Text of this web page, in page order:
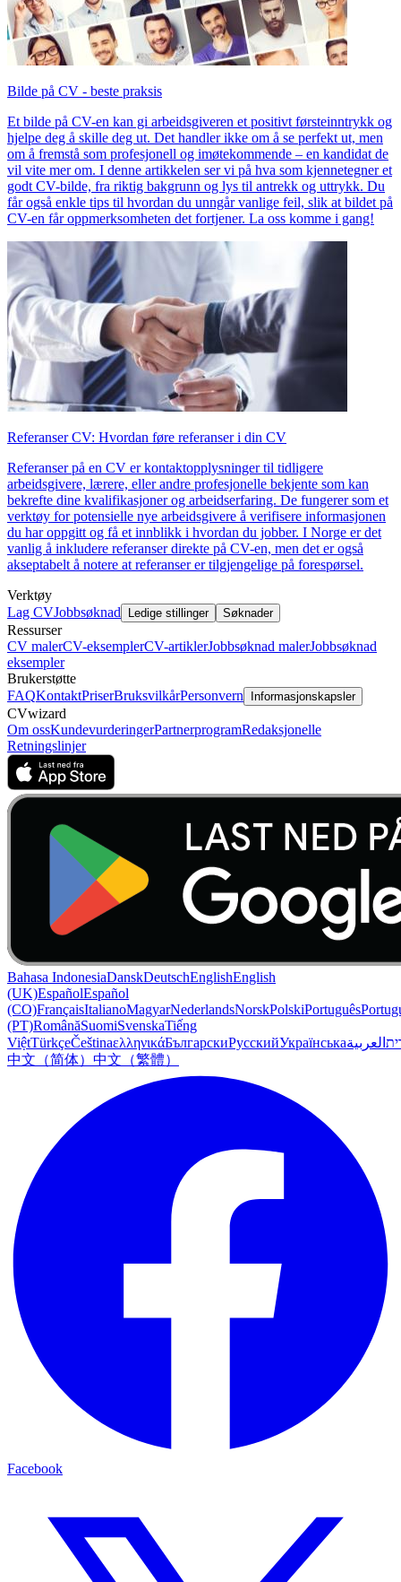
Bilde på CV - beste praksis
Et bilde på CV-en kan gi arbeidsgiveren et positivt førsteinntrykk og
hjelpe deg å skille deg ut. Det handler ikke om å se perfekt ut, men
om å fremstå som profesjonell og imøtekommende – en kandidat de
vil vite mer om. I denne artikkelen ser vi på hva som kjennetegner et
godt CV-bilde, fra riktig bakgrunn og lys til antrekk og uttrykk. Du
får også enkle tips til hvordan du unngår vanlige feil, slik at bildet på
CV-en får oppmerksomheten det fortjener. La oss komme i gang!
Referanser CV: Hvordan føre referanser i din CV
Referanser på en CV er kontaktopplysninger til tidligere
arbeidsgivere, lærere, eller andre profesjonelle bekjente som kan
bekrefte dine kvalifikasjoner og arbeidserfaring. De fungerer som et
verktøy for potensielle nye arbeidsgivere å verifisere informasjonen
du har oppgitt og få et innblikk i hvordan du jobber. I Norge er det
vanlig å inkludere referanser direkte på CV-en, men det er også
akseptabelt å notere at referanser er tilgjengelige på forespørsel.
Verktøy
Lag CVJobbsøknad Ledige stillinger Søknader
Ressurser
CV malerCV-eksemplerCV-artiklerJobbsøknad malerJobbsøknad
eksempler
Brukerstøtte
FAQKontaktPriserBruksvilkårPersonvern Informasjonskapsler
CVwizard
Om ossKundevurderingerPartnerprogramRedaksjonelle
Retningslinjer
Bahasa IndonesiaDanskDeutschEnglishEnglish
(UK)EspañolEspañol
(CO)FrançaisItalianoMagyarNederlandsNorskPolskiPortuguês
(PT)RomânăSuomiSvenskaTiếng
ViệtTürkçeČeštinaελληνικάБългарскиРусскийУкраїнськаالعربية
中文（简体） 中文（繁體）
Facebook